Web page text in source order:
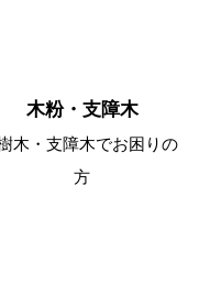
木粉・支障木
木・支障木でお困りの
方